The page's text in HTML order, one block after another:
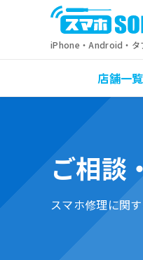
iPhone・Android・タ
店舗一覧
ご相談
スマホ修理に関